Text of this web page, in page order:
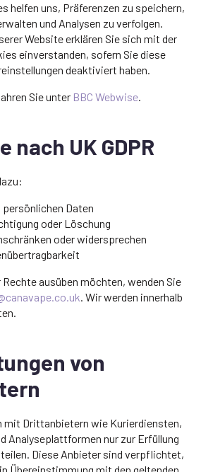
helfen uns, Präferenzen zu speichern,
und Analysen zu verfolgen.
Website erklären Sie sich mit der
einverstanden, sofern Sie diese
deaktiviert haben.
Sie unter BBC Webwise.
nach UK GDPR
persönlichen Daten
oder Löschung
oder widersprechen
Rechte ausüben möchten, wenden Sie
. Wir werden innerhalb
von
mit Drittanbietern wie Kurierdiensten,
Analyseplattformen nur zur Erfüllung
Diese Anbieter sind verpflichtet,